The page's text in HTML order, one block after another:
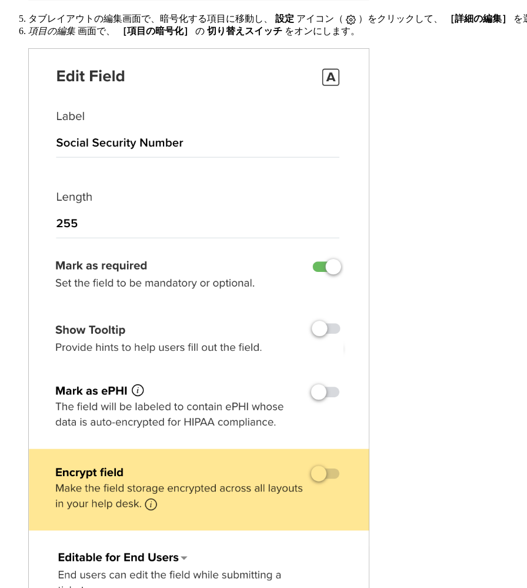
タブレイアウトの編集画面で、暗号化する項目に移動し、 設定 アイコン（ ）をクリックして、 ［詳細の編集］
を
項目の編集 画面で、 ［項目の暗号化］ の 切り替えスイッチ をオンにします。